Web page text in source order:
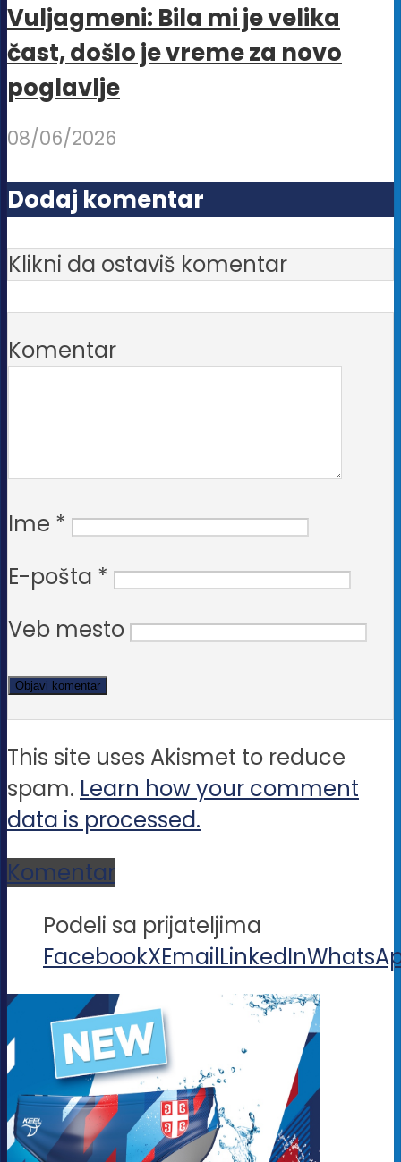
Vuljagmeni: Bila mi je velika
čast, došlo je vreme za novo
poglavlje
08/06/2026
Dodaj komentar
Klikni da ostaviš komentar
Komentar
Ime *
E-pošta *
Veb mesto
This site uses Akismet to reduce
spam. Learn how your comment
data is processed.
Komentar
Podeli sa prijateljima
FacebookXEmailLinkedIn